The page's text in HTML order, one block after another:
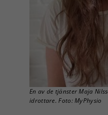
En av de tjänster Maja
idrottare. Foto: MyPhysio